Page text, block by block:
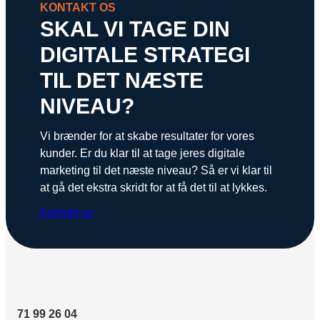
KONTAKT OS
SKAL VI TAGE DIN
DIGITALE STRATEGI
TIL DET NÆSTE
NIVEAU?
Vi brænder for at skabe resultater for vores
kunder. Er du klar til at tage jeres digitale
marketing til det næste niveau? Så er vi klar til
at gå det ekstra skridt for at få det til at lykkes.
Kontakt os
71 99 26 04